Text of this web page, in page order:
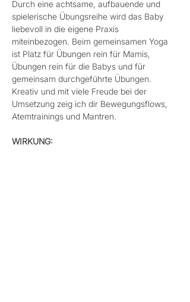
Durch eine achtsame, aufbauende und
spielerische Übungsreihe wird das Baby
liebevoll in die eigene Praxis
miteinbezogen. Beim gemeinsamen Yoga
ist Platz für Übungen rein für Mamis,
Übungen rein für die Babys und für
gemeinsam durchgeführte Übungen.
Kreativ und mit viele Freude bei der
Umsetzung zeig ich dir Bewegungsflows,
Atemtrainings und Mantren.
WIRKUNG: